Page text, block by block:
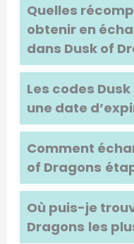
Quelles
obtenir en
dans Dusk of
Les codes
une date
Comment
of Dragons
Où puis-je
Dragons les